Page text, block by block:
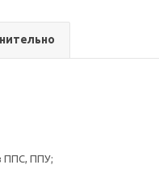
ППС, ППУ;